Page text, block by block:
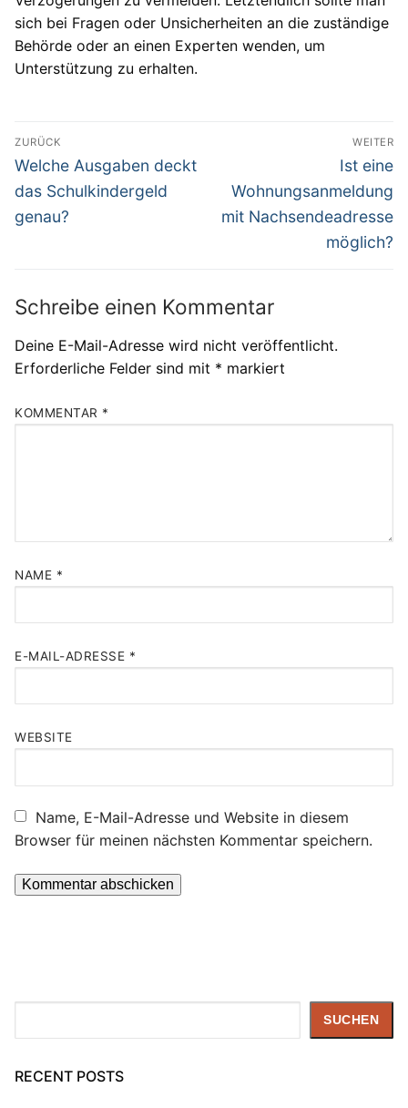
sich bei Fragen oder Unsicherheiten an die zuständige
Behörde oder an einen Experten wenden, um
Unterstützung zu erhalten.
Beitragsnavigation
ZURÜCK
Vorheriger
Beitrag:
Welche Ausgaben deckt
das Schulkindergeld
genau?
WEITER
Nächster
Beitrag:
Ist eine
Wohnungsanmeldung
mit Nachsendeadresse
möglich?
Schreibe einen Kommentar
Deine E-Mail-Adresse wird nicht veröffentlicht.
Erforderliche Felder sind mit * markiert
KOMMENTAR *
NAME *
E-MAIL-ADRESSE *
WEBSITE
Name, E-Mail-Adresse und Website in diesem
Browser für meinen nächsten Kommentar speichern.
SUCHEN
RECENT POSTS